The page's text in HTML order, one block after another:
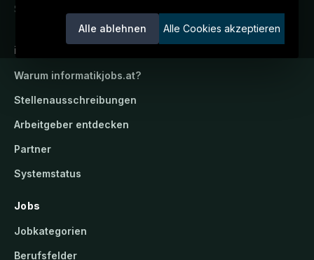
Alle ablehnen Alle Cookies akzeptieren
Service der candidatis GmbH.
informatikjobs.at
Warum informatikjobs.at?
Stellenausschreibungen
Arbeitgeber entdecken
Partner
Systemstatus
Jobs
Jobkategorien
Berufsfelder